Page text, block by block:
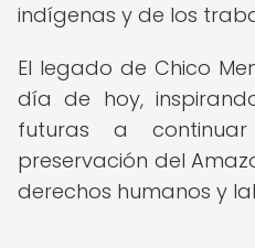
indígenas y de los
El legado de Chico
día de hoy,
futuras a
preservación del
derechos humanos y